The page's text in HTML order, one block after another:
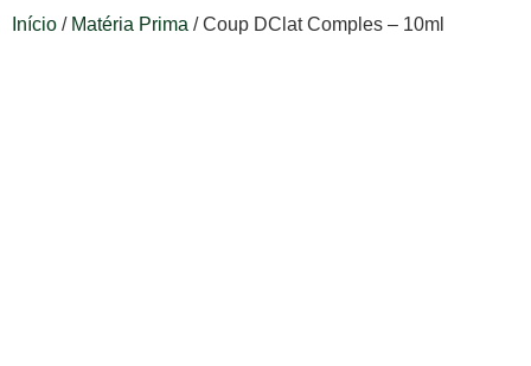
Início / Matéria Prima / Coup DClat Comples – 10ml